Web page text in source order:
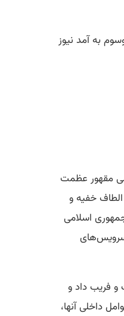
به آمد نیوز
مقهور عظمت
خفیه و
اسلامی
سرویس‌های
و فریب داد و
داخلی آنها،